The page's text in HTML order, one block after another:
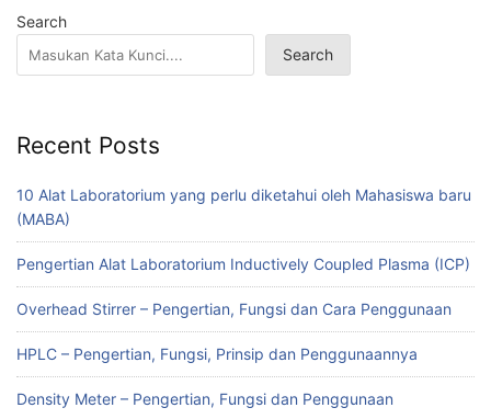
Search
Search
Recent Posts
10 Alat Laboratorium yang perlu diketahui oleh Mahasiswa baru
(MABA)
Pengertian Alat Laboratorium Inductively Coupled Plasma (ICP)
Overhead Stirrer – Pengertian, Fungsi dan Cara Penggunaan
HPLC – Pengertian, Fungsi, Prinsip dan Penggunaannya
Density Meter – Pengertian, Fungsi dan Penggunaan